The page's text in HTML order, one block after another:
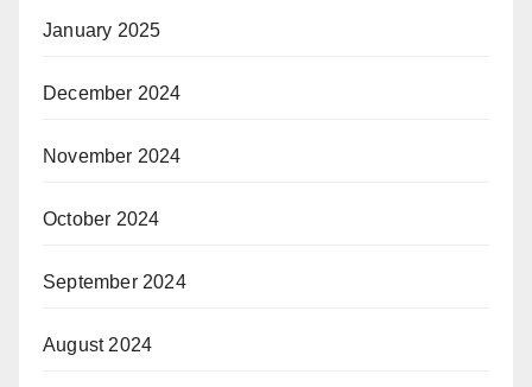
January 2025
December 2024
November 2024
October 2024
September 2024
August 2024